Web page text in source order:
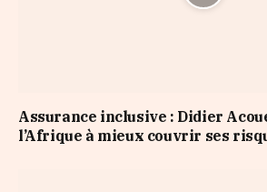
Assurance inclusive : Didier
l’Afrique à mieux couvrir ses